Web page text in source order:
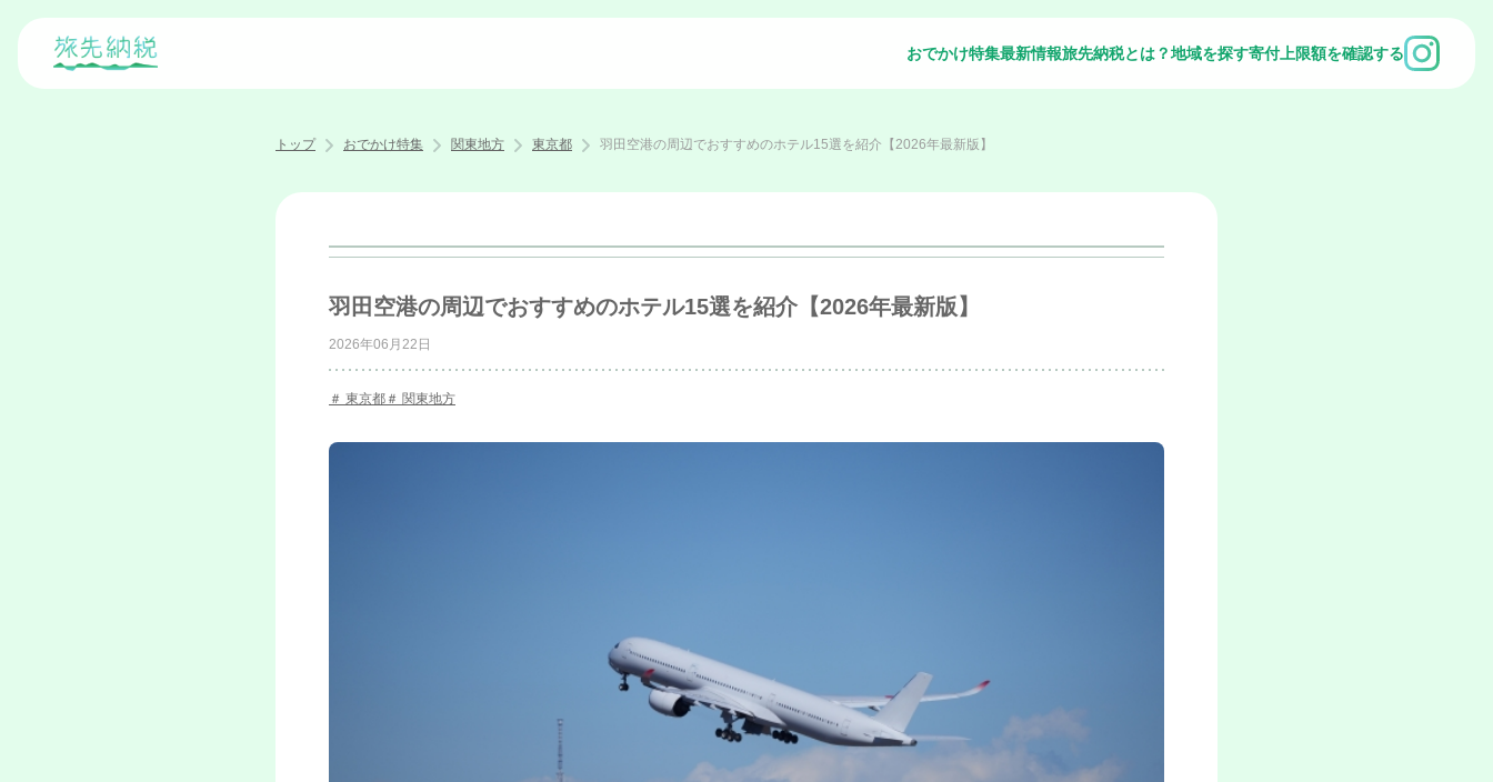
おでかけ特集最新情報旅先納税とは？地域を探す寄付上限額を確認する
トップ おでかけ特集 関東地方 東京都 羽田空港の周辺でおすすめのホテル15選を紹介【2026年最新版】
羽田空港の周辺でおすすめのホテル15選を紹介【2026年最新版】
2026年06月22日
東京都 関東地方